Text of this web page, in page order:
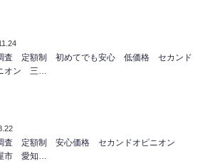
査 定額制 初めてでも安心 低価格 セカンド
オン 三…
査 定額制 安心価格 セカンドオピニオン
市 愛知…